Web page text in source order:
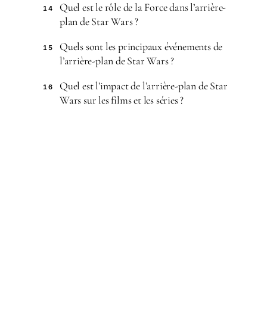
14
Quel est le rôle de la Force dans l’arrière-
plan de Star Wars ?
15
Quels sont les principaux événements de
l’arrière-plan de Star Wars ?
16
Quel est l’impact de l’arrière-plan de Star
Wars sur les films et les séries ?